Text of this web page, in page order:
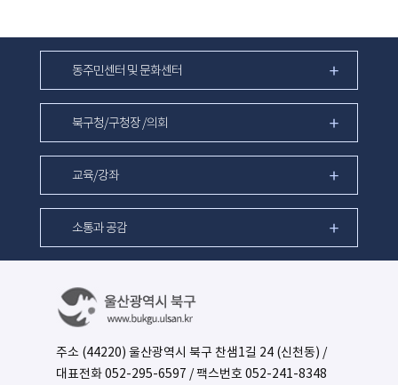
동주민센터 및 문화센터
북구청/구청장 /의회
교육/강좌
소통과 공감
주소 (44220) 울산광역시 북구 찬샘1길 24 (신천동) /
대표전화052-295-6597 / 팩스번호 052-241-8348